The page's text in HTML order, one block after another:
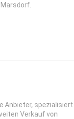
Anbieter, spezialisiert
Verkauf von